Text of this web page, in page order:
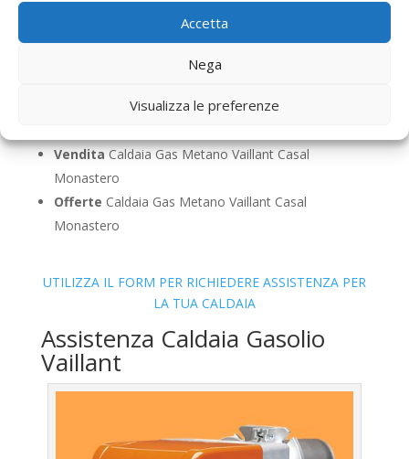
Accetta
Nega
Visualizza le preferenze
Caldaia Gas Metano Vaillant Casal
Caldaia Gas Metano Vaillant Casal
VenditaCaldaia Gas Metano Vaillant Casal
Monastero
Offerte Caldaia Gas Metano Vaillant Casal
Monastero
UTILIZZA IL FORM PER RICHIEDERE ASSISTENZA PER
LA TUA CALDAIA
Assistenza Caldaia Gasolio
Vaillant